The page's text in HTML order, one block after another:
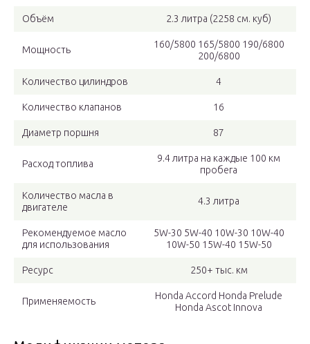
Объём 2.3 литра (2258 см. куб)
Мощность
160/5800 165/5800 190/6800
200/6800
Количество цилиндров 4
Количество клапанов 16
Диаметр поршня 87
Расход топлива
9.4 литра на каждые 100 км
пробега
Количество масла в
двигателе
4.3 литра
Рекомендуемое масло
для использования
5W-30 5W-40 10W-30 10W-40
10W-50 15W-40 15W-50
Ресурс 250+ тыс. км
Применяемость
Honda Accord Honda Prelude
Honda Ascot Innova